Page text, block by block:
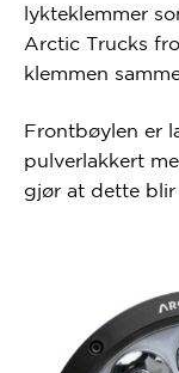
lykteklemmer
Arctic Trucks
klemmen
Frontbøylen er
pulverlakkert
gjør at dette blir